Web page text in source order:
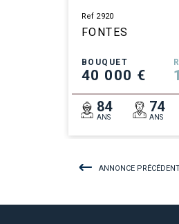
Ref 2920
FONTES
BOUQUET
40 000 €
84
ANS
74
ANS
ANNONCE